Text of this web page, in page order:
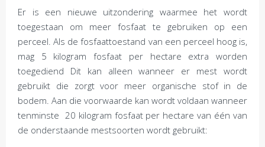
Er is een nieuwe uitzondering waarmee het wordt
toegestaan om meer fosfaat te gebruiken op een
perceel. Als de fosfaattoestand van een perceel hoog is,
mag 5 kilogram fosfaat per hectare extra worden
toegediend Dit kan alleen wanneer er mest wordt
gebruikt die zorgt voor meer organische stof in de
bodem. Aan die voorwaarde kan wordt voldaan wanneer
tenminste 20 kilogram fosfaat per hectare van één van
de onderstaande mestsoorten wordt gebruikt: